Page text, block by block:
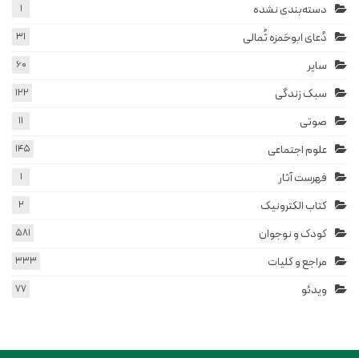
دسته‌بندی نشده 1
دُعای ابوحَمزه ثُمالی 31
سایر 60
سبک زندگی 122
صوتی 11
علوم اجتماعی 145
فهرست آثار 1
کتاب الکترونیک 2
کودک و نوجوان 581
مراجع و کلیات 333
ویدئو 77